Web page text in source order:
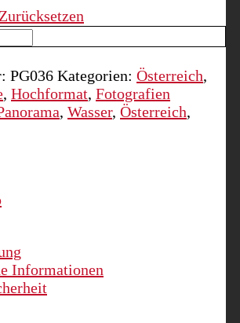
Zurücksetzen
PG036 Kategorien: Österreich,
, Hochformat, Fotografien
, Wasser, Österreich,
Informationen